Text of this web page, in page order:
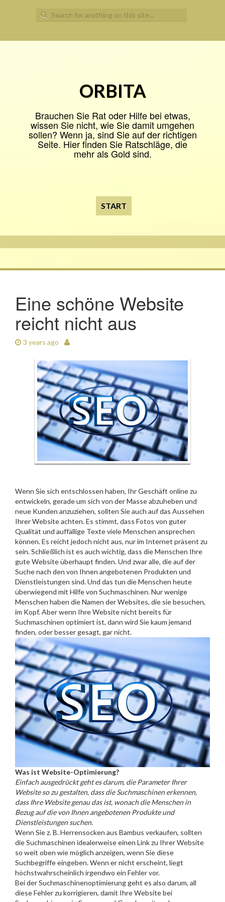
Search
for:
ORBITA
Brauchen Sie Rat oder Hilfe bei etwas,
wissen Sie nicht, wie Sie damit umgehen
sollen? Wenn ja, sind Sie auf der richtigen
Seite. Hier finden Sie Ratschläge, die
mehr als Gold sind.
START
Eine schöne Website
reicht nicht aus
3 years ago
Wenn Sie sich entschlossen haben, Ihr Geschäft online zu
entwickeln, gerade um sich von der Masse abzuheben und
neue Kunden anzuziehen, sollten Sie auch auf das Aussehen
Ihrer Website achten. Es stimmt, dass Fotos von guter
Qualität und auffällige Texte viele Menschen ansprechen
können. Es reicht jedoch nicht aus, nur im Internet präsent zu
sein. Schließlich ist es auch wichtig, dass die Menschen Ihre
gute Website überhaupt finden. Und zwar alle, die auf der
Suche nach den von Ihnen angebotenen Produkten und
Dienstleistungen sind. Und das tun die Menschen heute
überwiegend mit Hilfe von Suchmaschinen. Nur wenige
Menschen haben die Namen der Websites, die sie besuchen,
im Kopf. Aber wenn Ihre Website nicht bereits für
Suchmaschinen optimiert ist, dann wird Sie kaum jemand
finden, oder besser gesagt, gar nicht.
Was ist Website-Optimierung?
Einfach ausgedrückt geht es darum, die Parameter Ihrer
Website so zu gestalten, dass die Suchmaschinen erkennen,
dass Ihre Website genau das ist, wonach die Menschen in
Bezug auf die von Ihnen angebotenen Produkte und
Dienstleistungen suchen.
Wenn Sie z. B. Herrensocken aus Bambus verkaufen, sollten
die Suchmaschinen idealerweise einen Link zu Ihrer Website
so weit oben wie möglich anzeigen, wenn Sie diese
Suchbegriffe eingeben. Wenn er nicht erscheint, liegt
höchstwahrscheinlich irgendwo ein Fehler vor.
Bei der Suchmaschinenoptimierung geht es also darum, all
diese Fehler zu korrigieren, damit Ihre Website bei